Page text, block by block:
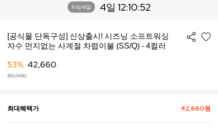
타임세일 4일 12:10:49
[공식몰 단독구성] 신상출시! 시즈닝 소프트워싱
자수 먼지없는 사계절 차렵이불 (SS/Q) - 4컬러
53% 42,660
89,900
최대혜택가 42,660원